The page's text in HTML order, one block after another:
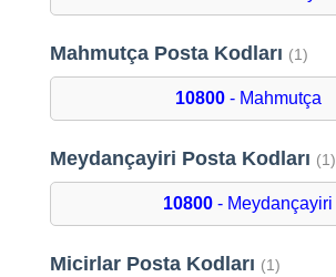
Mahmutça Posta Kodları (1)
10800- Mahmutça
Meydançayiri Posta Kodları (1)
10800 - Meydançayiri
Micirlar Posta Kodları (1)